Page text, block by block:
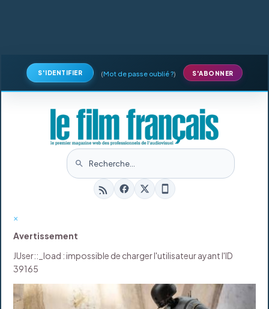
S'IDENTIFIER (Mot de passe oublié ?) S'ABONNER
×
Avertissement
JUser::_load : impossible de charger l'utilisateur ayant l'ID
39165